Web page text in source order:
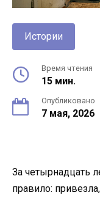
Истории
Время чтения
15 мин.
Опубликовано
7 мая, 2026
За четырнадцать
правило: